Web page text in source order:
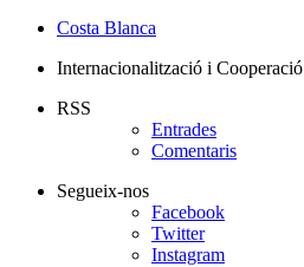
Costa Blanca
Internacionalització i Cooperació
RSS
Entrades
Comentaris
Segueix-nos
Facebook
Twitter
Instagram